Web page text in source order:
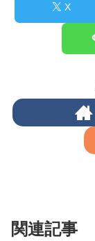
X
関連記事